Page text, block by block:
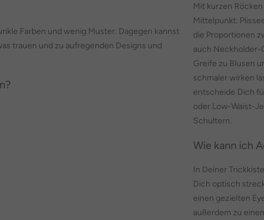
Farben und wenig Muster. Dagegen kannst
trauen und zu aufregenden Designs und
Mit kurzen
Mittelpunkt.
die Proportionen
auch Neckholder-
Greife zu Blusen
schmaler wirken
entscheide Dich
oder Low-Waist-
Schultern.
Wie kann ich
In Deiner
Dich optisch
einen gezielten
außerdem zu